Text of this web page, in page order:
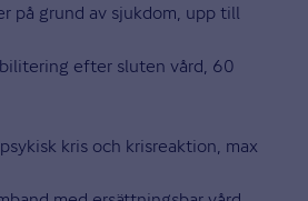
på grund av sjukdom, upp till
efter sluten vård, 60
kris och krisreaktion, max